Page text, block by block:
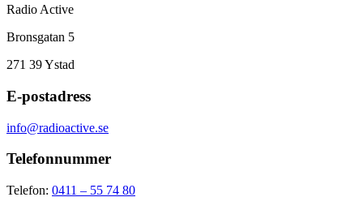
Radio Active
Bronsgatan 5
271 39Ystad
E-postadress
info@radioactive.se
Telefonnummer
Telefon: 0411 – 55 74 80